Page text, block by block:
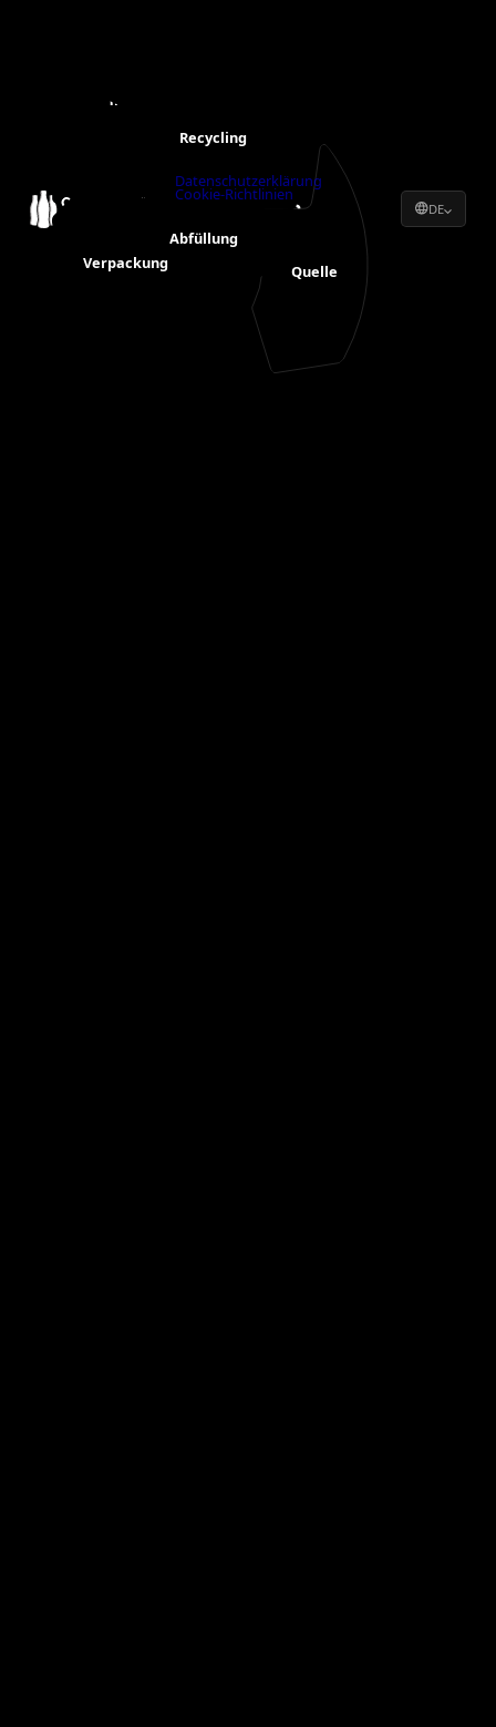
DE
Quelle
Abfüllung
Verpackung
Transport
Recycling
Datenschutzerklärung
Cookie-Richtlinien